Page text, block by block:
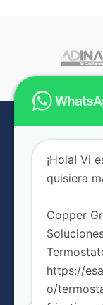
Urbanización
¡Hola! Vi
quisiera
Copper
https://
o/